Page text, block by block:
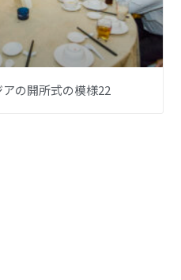
の開所式の模様22